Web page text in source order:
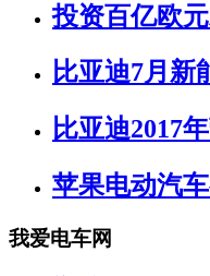
投资百亿欧
比亚迪7月新
比亚迪2017
苹果电动汽
我爱电车网